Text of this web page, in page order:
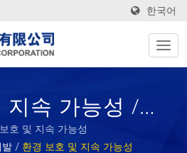
한국어
지속 가능성 /
급 기술, 기능
호 및 지속 가능성
발 / 환경 보호 및 지속 가능성